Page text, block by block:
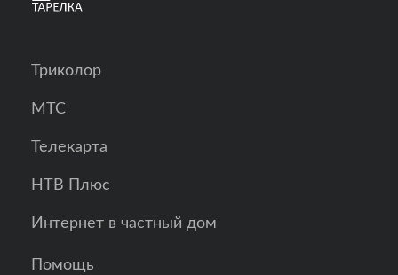
Триколор
МТС
Телекарта
НТВ Плюс
Интернет в частный дом
Помощь